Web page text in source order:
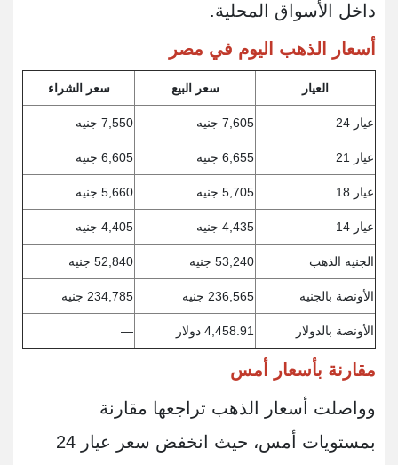
داخل الأسواق المحلية.
أسعار الذهب اليوم في مصر
العيار سعر البيع سعر الشراء
عيار 24 7,605 جنيه 7,550 جنيه
عيار 21 6,655 جنيه 6,605 جنيه
عيار 18 5,705 جنيه 5,660 جنيه
عيار 14 4,435 جنيه 4,405 جنيه
الجنيه الذهب 53,240 جنيه 52,840 جنيه
الأونصة بالجنيه 236,565 جنيه 234,785 جنيه
الأونصة بالدولار 4,458.91 دولار —
مقارنة بأسعار أمس
وواصلت أسعار الذهب تراجعها مقارنة
بمستويات أمس، حيث انخفض سعر عيار 24